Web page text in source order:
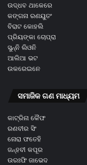
ଉଦ୍ଧବ ଥାକେରେ
କଙ୍ଗନା ରଣୟୁତଂ
ବିରାଟ କୋହଲି
ପ୍ରିୟଙ୍କା ଚୋପ୍ରା
ସୁନ୍ନି ଲିଓନି
ଆଲିଆ ଭଟ
ଉକରେଇନେ
ସମାଜିକ ଗଣ ମାଧ୍ୟମ
କାଟ୍ରିନା କୈଫ
ରଣବୀର ସିଂ
ନୋରା ଫତେହି
ଜନ୍ହବୀ କପୂର
ଉରଃଫି ଜାଭେଦ